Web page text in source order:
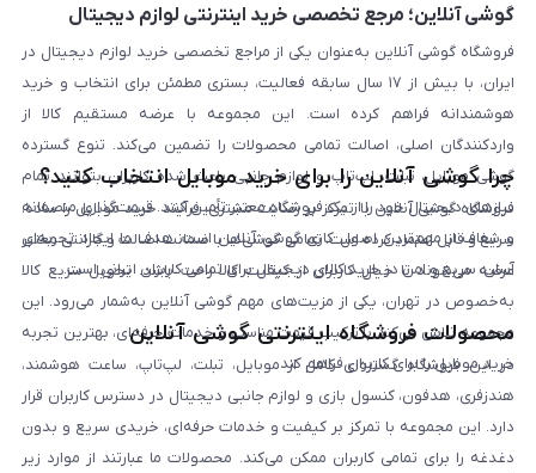
گوشی آنلاین؛ مرجع تخصصی خرید اینترنتی لوازم دیجیتال
فروشگاه گوشی آنلاین به‌عنوان یکی از مراجع تخصصی خرید لوازم دیجیتال در
ایران، با بیش از ۱۷ سال سابقه فعالیت، بستری مطمئن برای انتخاب و خرید
هوشمندانه فراهم کرده است. این مجموعه با عرضه مستقیم کالا از
واردکنندگان اصلی، اصالت تمامی محصولات را تضمین می‌کند. تنوع گسترده
گوشی موبایل، تبلت، لپ‌تاپ و لوازم جانبی باعث شده کاربران بتوانند تمام
نیازهای دیجیتال خود را از یک فروشگاه معتبر تأمین کنند. قیمت‌گذاری منصفانه
و شفاف از مهم‌ترین اصول کاری گوشی آنلاین است. هدف ما ایجاد تجربه‌ای
آسان، سریع و امن در خرید کالای دیجیتال برای تمامی کاربران ایرانی است.
چرا گوشی آنلاین را برای خرید موبایل انتخاب کنید؟
فروشگاه گوشی آنلاین با تمرکز بر رضایت مشتری، فرآیند خرید موبایل را ساده،
سریع و قابل اعتماد کرده است. تمامی گوشی‌ها با ضمانت اصالت و گارانتی معتبر
عرضه می‌شوند تا خیال کاربران از کیفیت کالا راحت باشد. تحویل سریع کالا
به‌خصوص در تهران، یکی از مزیت‌های مهم گوشی آنلاین به‌شمار می‌رود. این
مجموعه تلاش می‌کند با ترکیب قیمت مناسب و خدمات حرفه‌ای، بهترین تجربه
خرید موبایل را برای کاربران فراهم کند.
محصولات فروشگاه اینترنتی گوشی آنلاین
در این فروشگاه گستره‌ای کامل از موبایل، تبلت، لپ‌تاپ، ساعت هوشمند،
هندزفری، هدفون، کنسول بازی و لوازم جانبی دیجیتال در دسترس کاربران قرار
دارد. این مجموعه با تمرکز بر کیفیت و خدمات حرفه‌ای، خریدی سریع و بدون
دغدغه را برای تمامی کاربران ممکن می‌کند. محصولات ما عبارتند از موارد زیر